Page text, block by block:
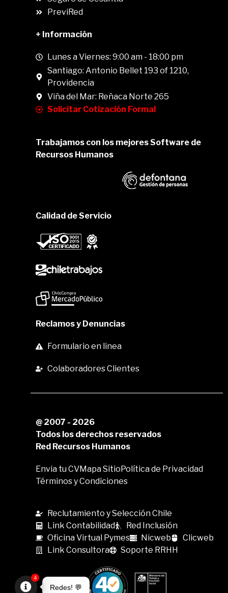
PreviRed
+ Información
Lunes a Viernes: 9:00 am - 18:00 pm
Santiago: Antonio Bellet 193 of 1210,
Providencia
Viña del Mar: Reñaca Norte 265
Solicitar Cotización Formal
Trabajamos con los mejores Software de
Recursos Humanos
Calidad de Servicio
Reclamos y Denuncias
Formulario en linea
Colaboradores Clientes
@ 2007 - 2026
Todos los derechos reservados
Red Recursos Humanos
Envia tu CVMapa SitioPolítica de Privacidad
Términos y Condiciones
Reclutamiento y Selección Chile
Link Contabilidad
Red Inclusión
Oficina Virtual Pymes
Nicweb
Clicweb
Link Consultora
Soporte RRHH
Redes! 💬
4